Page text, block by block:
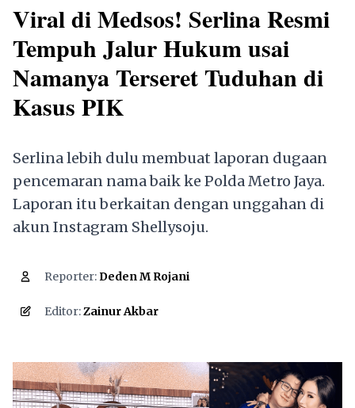
Viral di Medsos! Serlina Resmi
Tempuh Jalur Hukum usai
Namanya Terseret Tuduhan di
Kasus PIK
Serlina lebih dulu membuat laporan dugaan
pencemaran nama baik ke Polda Metro Jaya.
Laporan itu berkaitan dengan unggahan di
akun Instagram Shellysoju.
Reporter:Deden M Rojani
Editor:Zainur Akbar